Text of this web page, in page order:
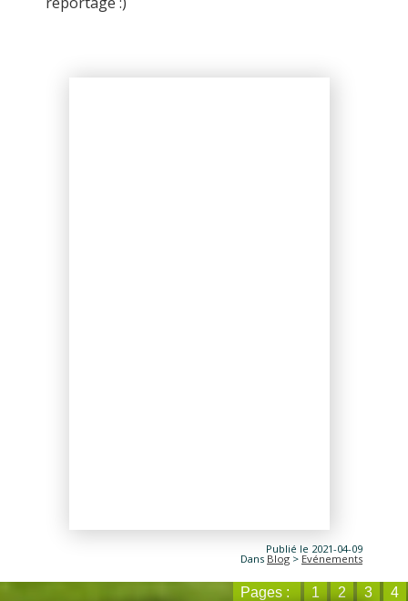
Publié le 2021-04-09
Dans Blog > Evénements
Pages : 1 2 3 4